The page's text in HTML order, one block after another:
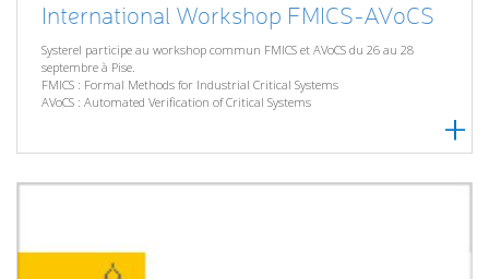
International Workshop FMICS-AVoCS
Systerel participe au workshop commun FMICS et AVoCS du 26 au 28
septembre à Pise.
FMICS : Formal Methods for Industrial Critical Systems
AVoCS : Automated Verification of Critical Systems